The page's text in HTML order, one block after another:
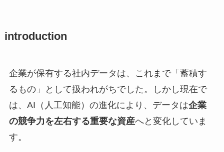
introduction
企業が保有する社内データは、これまで「蓄積す
るもの」として扱われがちでした。しかし現在で
は、AI（人工知能）の進化により、データは企業
の競争力を左右する重要な資産へと変化していま
す。